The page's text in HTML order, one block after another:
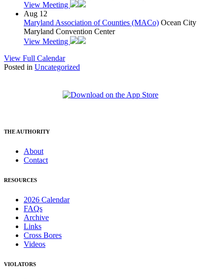
View Meeting
Aug 12
Maryland Association of Counties (MACo) Ocean City
Maryland Convention Center
View Meeting
View Full Calendar
Posted in Uncategorized
THE AUTHORITY
About
Contact
RESOURCES
2026 Calendar
FAQs
Archive
Links
Cross Bores
Videos
VIOLATORS